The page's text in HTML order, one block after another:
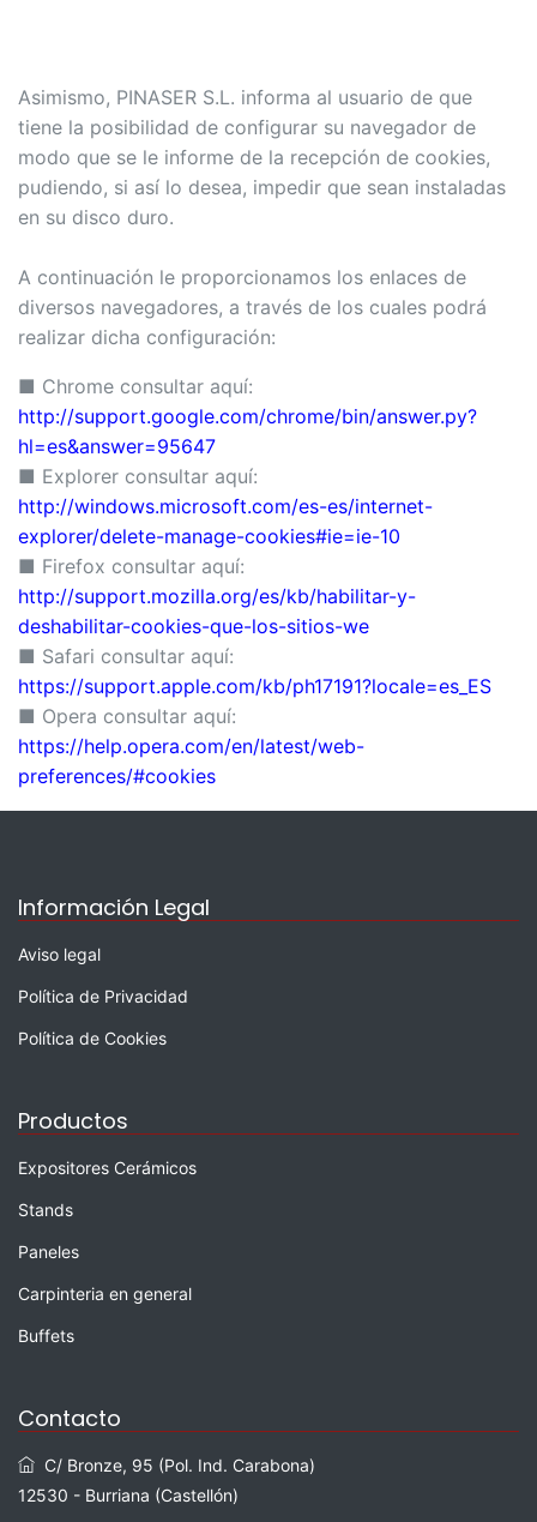
Asimismo, PINASER S.L. informa al usuario de que
tiene la posibilidad de configurar su navegador de
modo que se le informe de la recepción de cookies,
pudiendo, si así lo desea, impedir que sean instaladas
en su disco duro.
A continuación le proporcionamos los enlaces de
diversos navegadores, a través de los cuales podrá
realizar dicha configuración:
■ Chrome consultar aquí:
http://support.google.com/chrome/bin/answer.py?
hl=es&answer=95647
■ Explorer consultar aquí:
http://windows.microsoft.com/es-es/internet-
explorer/delete-manage-cookies#ie=ie-10
■ Firefox consultar aquí:
http://support.mozilla.org/es/kb/habilitar-y-
deshabilitar-cookies-que-los-sitios-we
■ Safari consultar aquí:
https://support.apple.com/kb/ph17191?locale=es_ES
■ Opera consultar aquí:
https://help.opera.com/en/latest/web-
preferences/#cookies
Información Legal
Aviso legal
Política de Privacidad
Política de Cookies
Productos
Expositores Cerámicos
Stands
Paneles
Carpinteria en general
Buffets
Contacto
C/ Bronze, 95 (Pol. Ind. Carabona)
12530 - Burriana (Castellón)